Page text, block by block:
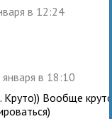
в 12:24
в 18:10
Круто)) Вообще